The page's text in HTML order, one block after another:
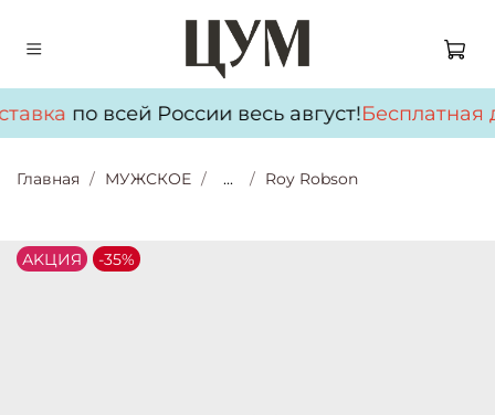
по всей России весь август!Бесплатная
Главная МУЖСКОЕ ... Roy Robson
АKЦИЯ -35%